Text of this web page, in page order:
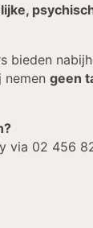
bieden
nemen geen
via 02 456